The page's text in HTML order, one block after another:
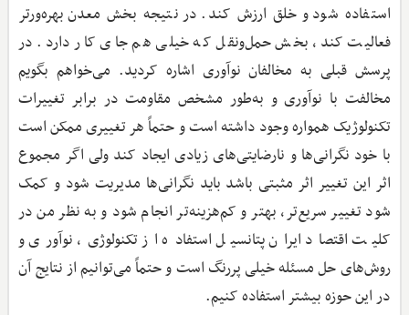
استفاده شود و خلق ارزش کند. در نتیجه بخش معدن بهره‌ورتر
فعالیت کند، بخش حمل‌ونقل که خیلی هم جای کار دارد. در
پرسش قبلی به مخالفان نوآوری اشاره کردید. می‌خواهم بگویم
مخالفت با نوآوری و به‌طور مشخص مقاومت در برابر تغییرات
تکنولوژیک همواره وجود داشته است و حتماً هر تغییری ممکن است
با خود نگرانی‌ها و نارضایتی‌های زیادی ایجاد کند ولی اگر مجموع
اثر این تغییر اثر مثبتی باشد باید نگرانی‌ها مدیریت شود و کمک
شود تغییر سریع‌تر، بهتر و کم‌هزینه‌تر انجام شود و به نظر من در
کلیت اقتصاد ایران پتانسیل استفاده از تکنولوژی، نوآوری و
روش‌های حل مسئله خیلی پررنگ است و حتماً می‌توانیم از نتایج آن
در این حوزه بیشتر استفاده کنیم.